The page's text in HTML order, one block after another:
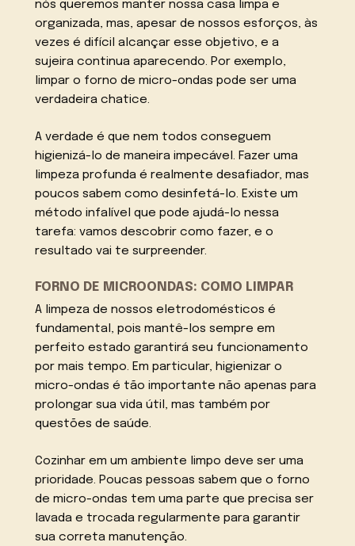
nós queremos manter nossa casa limpa e
organizada, mas, apesar de nossos esforços, às
vezes é difícil alcançar esse objetivo, e a
sujeira continua aparecendo. Por exemplo,
limpar o forno de micro-ondas pode ser uma
verdadeira chatice.
A verdade é que nem todos conseguem
higienizá-lo de maneira impecável. Fazer uma
limpeza profunda é realmente desafiador, mas
poucos sabem como desinfetá-lo. Existe um
método infalível que pode ajudá-lo nessa
tarefa: vamos descobrir como fazer, e o
resultado vai te surpreender.
FORNO DE MICROONDAS: COMO LIMPAR
A limpeza de nossos eletrodomésticos é
fundamental, pois mantê-los sempre em
perfeito estado garantirá seu funcionamento
por mais tempo. Em particular, higienizar o
micro-ondas é tão importante não apenas para
prolongar sua vida útil, mas também por
questões de saúde.
Cozinhar em um ambiente limpo deve ser uma
prioridade. Poucas pessoas sabem que o forno
de micro-ondas tem uma parte que precisa ser
lavada e trocada regularmente para garantir
sua correta manutenção.